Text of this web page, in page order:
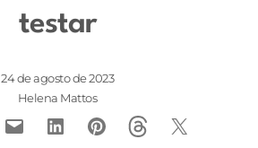
testar
24 de agosto de 2023
Helena Mattos